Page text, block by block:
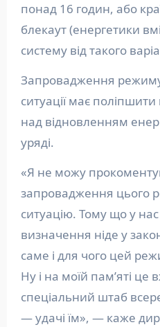
понад 16 годин, або
блекаут (енергетики
систему від такого
Запровадження
ситуації має
над відновленням
уряді.
«Я не можу
запровадження цього
ситуацію. Тому що у
визначення ніде у
саме і для чого цей
Ну і на моїй пам’яті це
спеціальний штаб
— удачі їм», — каже